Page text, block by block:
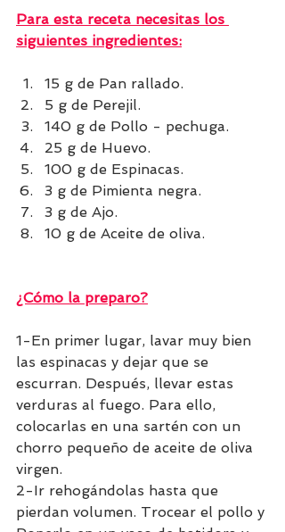
Para esta receta necesitas los
siguientes ingredientes:
15 g de Pan rallado.
5 g de Perejil.
140 g de Pollo - pechuga.
25 g de Huevo.
100 g de Espinacas.
3 g de Pimienta negra.
3 g de Ajo.
10 g de Aceite de oliva.
¿Cómo la preparo?
1-En primer lugar, lavar muy bien
las espinacas y dejar que se
escurran. Después, llevar estas
verduras al fuego. Para ello,
colocarlas en una sartén con un
chorro pequeño de aceite de oliva
virgen.
2-Ir rehogándolas hasta que
pierdan volumen. Trocear el pollo y